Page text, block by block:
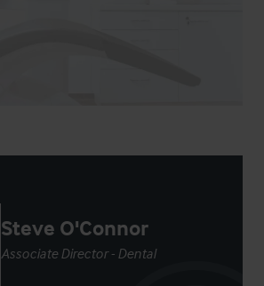
Steve O'Connor
Associate Director - Dental